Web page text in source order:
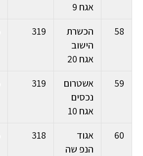
אגח 9
58
הכשרת
הישוב
אגח 20
319
59
אשטרום
נכסים
אגח 10
319
60
אגוד
הנפ שה
318